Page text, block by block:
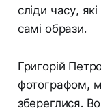
сліди часу,
самі образи.
Григорій
фотографом,
збереглися.